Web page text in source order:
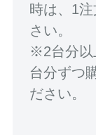
時は、1
さい。
※2台分以
台分ずつ
ださい。